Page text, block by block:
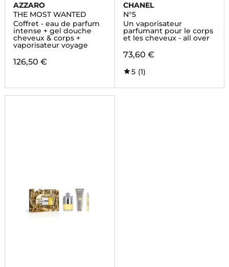
AZZARO
THE MOST WANTED
Coffret - eau de parfum
intense + gel douche
cheveux & corps +
vaporisateur voyage
126,50 €
CHANEL
N°5
Un vaporisateur
parfumant pour le corps
et les cheveux - all over
73,60 €
5 (1)